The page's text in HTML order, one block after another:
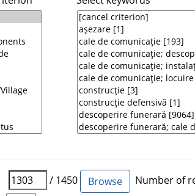
/ 1450 Number of